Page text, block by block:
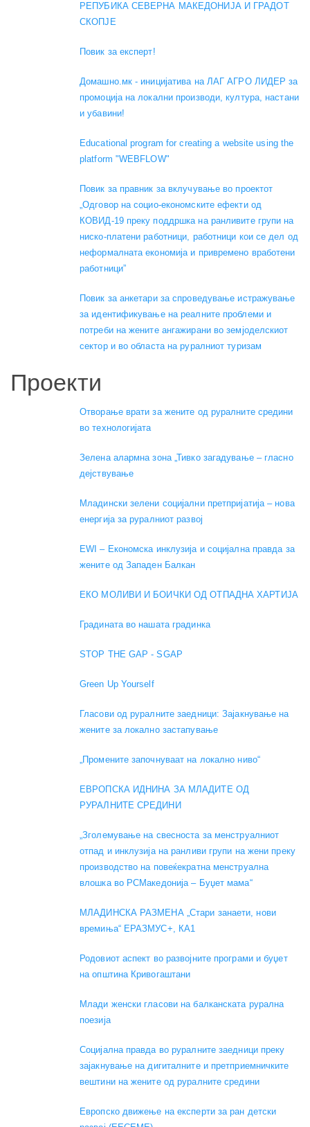
РЕПУБИКА СЕВЕРНА МАКЕДОНИЈА И ГРАДОТ
СКОПЈЕ
Повик за експерт!
Домашно.мк - иницијатива на ЛАГ АГРО ЛИДЕР за
промоција на локални производи, култура, настани
и убавини!
Educational program for creating a website using the
platform "WEBFLOW"
Повик за правник за вклучување во проектот
„Одговор на социо-економските ефекти од
КОВИД-19 преку поддршка на ранливите групи на
ниско-платени работници, работници кои се дел од
неформалната економија и привремено вработени
работници”
Повик за анкетари за спроведување истражување
за идентификување на реалните проблеми и
потреби на жените ангажирани во земјоделскиот
сектор и во областа на руралниот туризам
Проекти
Отворање врати за жените од руралните средини
во технологијата
Зелена алармна зона „Тивко загадување – гласно
дејствување
Младински зелени социјални претпријатија – нова
енергија за руралниот развој
EWI – Економска инклузија и социјална правда за
жените од Западен Балкан
ЕКО МОЛИВИ И БОИЧКИ ОД ОТПАДНА ХАРТИЈА
Градината во нашата градинка
STOP THE GAP - SGAP
Green Up Yourself
Гласови од руралните заедници: Зајакнување на
жените за локално застапување
„Промените започнуваат на локално ниво“
ЕВРОПСКА ИДНИНА ЗА МЛАДИТЕ ОД
РУРАЛНИТЕ СРЕДИНИ
„Зголемување на свесноста за менструалниот
отпад и инклузија на ранливи групи на жени преку
производство на повеќекратна менструална
влошка во РСМакедонија – Буџет мама“
МЛАДИНСКА РАЗМЕНА „Стари занаети, нови
времиња“ ЕРАЗМУС+, КА1
Родовиот аспект во развојните програми и буџет
на општина Кривогаштани
Mлади женски гласови на балканската рурална
поезија
Социјална правда во руралните заедници преку
зајакнување на дигиталните и претприемничките
вештини на жените од руралните средини
Европско движење на експерти за ран детски